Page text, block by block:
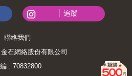
追蹤
聯絡我們
石網絡股份有限公司
: 70832800